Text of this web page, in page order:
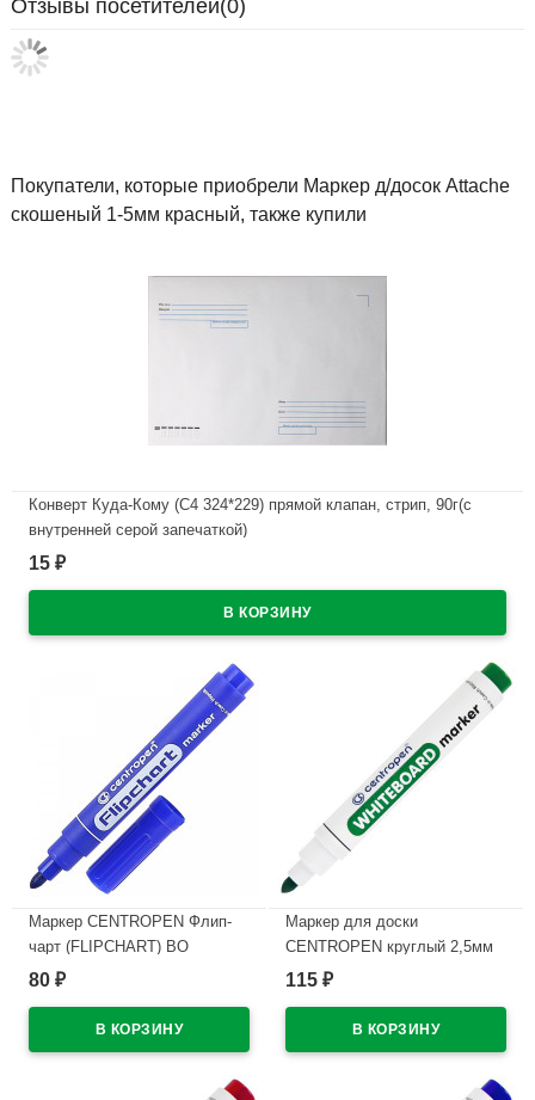
Отзывы посетителей(0)
Покупатели, которые приобрели Маркер д/досок Attache
скошеный 1-5мм красный, также купили
Конверт Куда-Кому (С4 324*229) прямой клапан, стрип, 90г(с
внутренней серой запечаткой)
В наличии
15 ₽
Маркер CENTROPEN Флип-
чарт (FLIPCHART) ВО
круглый 2,5мм синий
80 ₽
Маркер для доски
CENTROPEN круглый 2,5мм
зеленый арт.8559/1З
115 ₽